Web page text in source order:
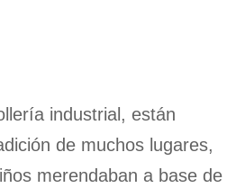
industrial, están
de muchos lugares,
merendaban a base de